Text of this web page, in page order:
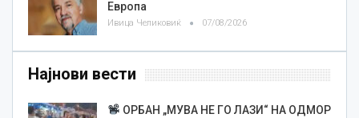
Европа
Ивица Челиковиќ 07/08/2026
Најнови вести
ОРБАН „МУВА НЕ ГО ЛАЗИ“ НА ОДМОР